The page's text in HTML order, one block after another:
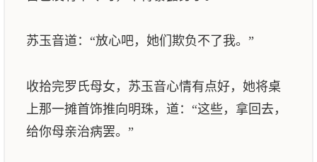
苏玉音道：“放心吧，她们欺负不了我。”
收拾完罗氏母女，苏玉音心情有点好，她将桌
上那一摊首饰推向明珠，道：“这些，拿回去，
给你母亲治病罢。”